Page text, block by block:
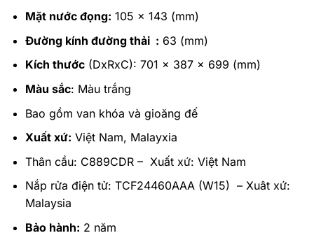
Mặt nước đọng: 105 x 143 (mm)
Đường kính đường thải : 63 (mm)
Kích thước(DxRxC): 701 x 387 x 699 (mm)
Màu sắc: Màu trắng
Bao gồm van khóa và gioăng đế
Xuất xứ: Việt Nam, Malayxia
Thân cầu: C889CDR – Xuất xứ: Việt Nam
Nắp rửa điện tử: TCF24460AAA (W15) – Xuât xứ:
Malaysia
Bảo hành: 2 năm